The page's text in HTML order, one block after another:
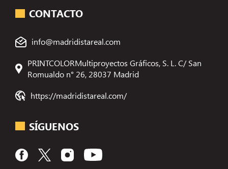
CONTACTO
info@madridistareal.com
PRINTCOLORMultiproyectos Gráficos, S. L. C/ San
Romualdo n° 26, 28037 Madrid
https://madridistareal.com/
SÍGUENOS